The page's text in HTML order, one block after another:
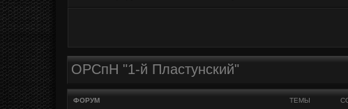
ОРСпН "1-й Пластунский"
ФОРУМ ТЕМЫ